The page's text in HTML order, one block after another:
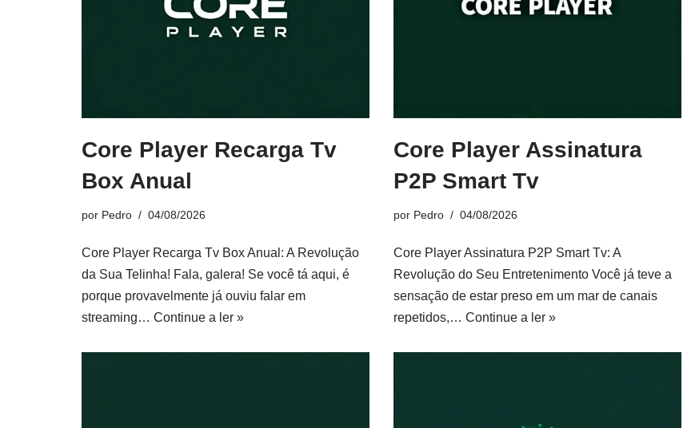
Core Player Recarga Tv
Box Anual
por Pedro 04/08/2026
Core Player Recarga Tv Box Anual: A Revolução
da Sua Telinha! Fala, galera! Se você tá aqui, é
porque provavelmente já ouviu falar em
streaming… Continue a ler »
Core Player Assinatura
P2P Smart Tv
por Pedro 04/08/2026
Core Player Assinatura P2P Smart Tv: A
Revolução do Seu Entretenimento Você já teve a
sensação de estar preso em um mar de canais
repetidos,… Continue a ler »